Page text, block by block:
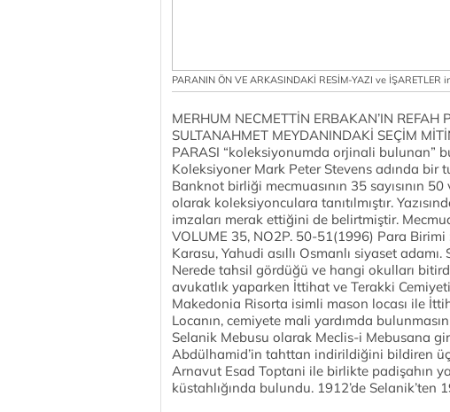
PARANIN ÖN VE ARKASINDAKİ RESİM-YAZI ve
MERHUM NECMETTİN ERBAKAN’IN
SULTANAHMET MEYDANINDAKİ SEÇİM
PARASI “koleksiyonumda orjinali bulunan”
Koleksiyoner Mark Peter Stevens adında
Banknot birliği mecmuasının 35 sayısının
olarak koleksiyonculara tanıtılmıştır.
imzaları merak ettiğini de belirtmiştir.
VOLUME 35, NO2P. 50-51(1996) Para
Karasu, Yahudi asıllı Osmanlı siyaset
Nerede tahsil gördüğü ve hangi okulları
avukatlık yaparken İttihat ve Terakki
Makedonia Risorta isimli mason locası ile
Locanın, cemiyete mali yardımda
Selanik Mebusu olarak Meclis-i Mebusana
Abdülhamid’in tahttan indirildiğini bildiren
Arnavut Esad Toptani ile birlikte padişahın
küstahlığında bulundu. 1912’de Selanik’ten